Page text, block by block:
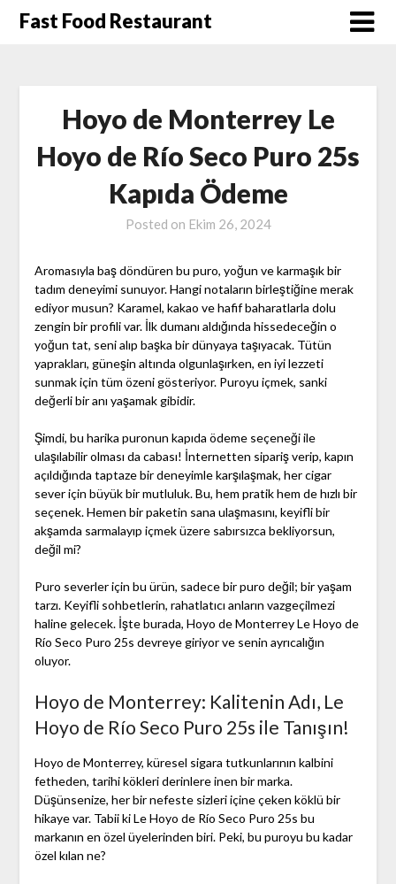
SkipFast Food Restaurant
Hoyo de Monterrey Le
Hoyo de Río Seco Puro 25s
Kapıda Ödeme
Posted on Ekim 26, 2024
Aromasıyla baş döndüren bu puro, yoğun ve karmaşık bir
tadım deneyimi sunuyor. Hangi notaların birleştiğine merak
ediyor musun? Karamel, kakao ve hafif baharatlarla dolu
zengin bir profili var. İlk dumanı aldığında hissedeceğin o
yoğun tat, seni alıp başka bir dünyaya taşıyacak. Tütün
yaprakları, güneşin altında olgunlaşırken, en iyi lezzeti
sunmak için tüm özeni gösteriyor. Puroyu içmek, sanki
değerli bir anı yaşamak gibidir.
Şimdi, bu harika puronun kapıda ödeme seçeneği ile
ulaşılabilir olması da cabası! İnternetten sipariş verip, kapın
açıldığında taptaze bir deneyimle karşılaşmak, her cigar
sever için büyük bir mutluluk. Bu, hem pratik hem de hızlı bir
seçenek. Hemen bir paketin sana ulaşmasını, keyifli bir
akşamda sarmalayıp içmek üzere sabırsızca bekliyorsun,
değil mi?
Puro severler için bu ürün, sadece bir puro değil; bir yaşam
tarzı. Keyifli sohbetlerin, rahatlatıcı anların vazgeçilmezi
haline gelecek. İşte burada, Hoyo de Monterrey Le Hoyo de
Río Seco Puro 25s devreye giriyor ve senin ayrıcalığın
oluyor.
Hoyo de Monterrey: Kalitenin Adı, Le
Hoyo de Río Seco Puro 25s ile Tanışın!
Hoyo de Monterrey, küresel sigara tutkunlarının kalbini
fetheden, tarihi kökleri derinlere inen bir marka.
Düşünsenize, her bir nefeste sizleri içine çeken köklü bir
hikaye var. Tabii ki Le Hoyo de Río Seco Puro 25s bu
markanın en özel üyelerinden biri. Peki, bu puroyu bu kadar
özel kılan ne?